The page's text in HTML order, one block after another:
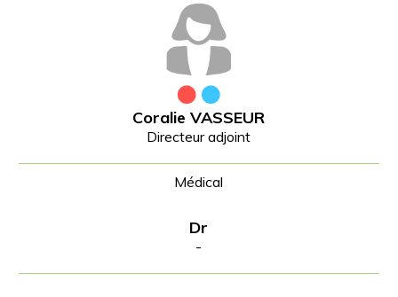
Coralie VASSEUR
Directeur adjoint
Dr
-